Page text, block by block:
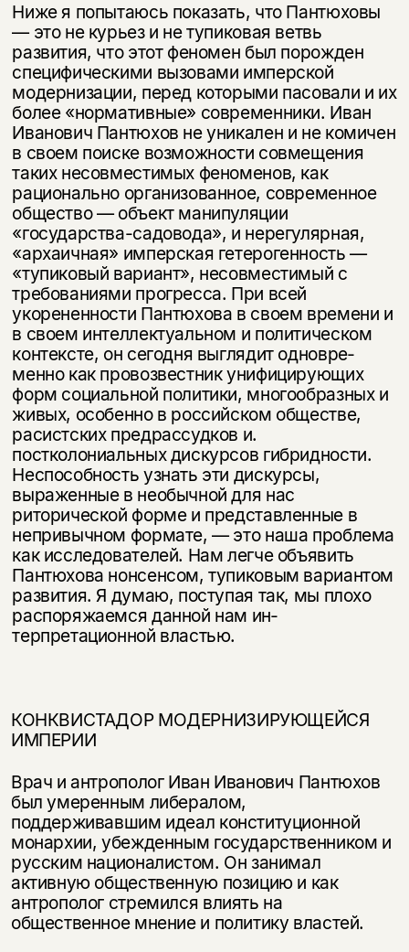
Ниже я попытаюсь показать, что Пантюховы
— это не курьез и не тупико­вая ветвь
развития, что этот феномен был порожден
специфическими вы­зовами имперской
модернизации, перед которыми пасовали и их
более «нормативные» современники. Иван
Иванович Пантюхов не уникален и не комичен
в своем поиске возможности совмещения
таких несовместимых фе­номенов, как
рационально организованное, современное
общество — объект манипуляции
«государства-садовода», и нерегулярная,
«архаичная» импер­ская гетерогенность —
«тупиковый вариант», несовместимый с
требованиями прогресса. При всей
укорененности Пантюхова в своем времени и
в своем интеллектуальном и политическом
контексте, он сегодня выглядит одновре­
менно как провозвестник унифицирующих
форм социальной политики, мно­гообразных и
живых, особенно в российском обществе,
расистских предрас­судков и.
постколониальных дискурсов гибридности.
Неспособность узнать эти дискурсы,
выраженные в необычной для нас
риторической форме и пред­ставленные в
непривычном формате, — это наша проблема
как исследова­телей. Нам легче объявить
Пантюхова нонсенсом, тупиковым вариантом
развития. Я думаю, поступая так, мы плохо
распоряжаемся данной нам ин­
терпретационной властью.
КОНКВИСТАДОР МОДЕРНИЗИРУЮЩЕЙСЯ
ИМПЕРИИ
Врач и антрополог Иван Иванович Пантюхов
был умеренным либералом,
поддерживавшим идеал конституционной
монархии, убежденным государст­венником и
русским националистом. Он занимал
активную общественную позицию и как
антрополог стремился влиять на
общественное мнение и по­литику властей.